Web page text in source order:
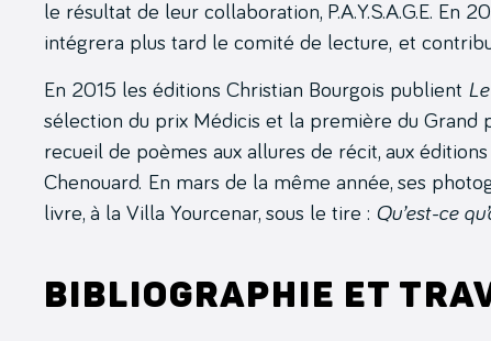
le résultat de leur collaboration, P.A.Y.S.A.G.E. En
intégrera plus tard le comité de lecture, et
En 2015 les éditions Christian Bourgois publient
sélection du prix Médicis et la première du Grand
recueil de poèmes aux allures de récit, aux
Chenouard. En mars de la même année, ses
livre, à la Villa Yourcenar, sous le tire : Qu’est-ce
Bibliographie et